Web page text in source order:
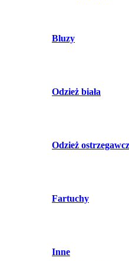
Bluzy
Odzież biała
Odzież
Fartuchy
Inne